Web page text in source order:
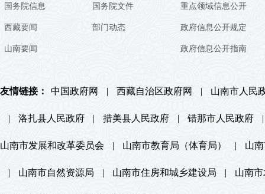
国务院信息
西藏要闻
山南要闻
国务院文件
部门动态
重点领域信息公开
政府信息公开规定
政府信息公开指南
友情链接： 中国政府网 西藏自治区政府网 山南市人民
洛扎县人民政府 措美县人民政府 错那市人民政府
山南市发展和改革委员会 山南市教育局（体育局） 山
山南市自然资源局 山南市住房和城乡建设局 山南